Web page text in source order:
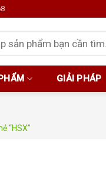
GIẢI PHÁP
“HSX”